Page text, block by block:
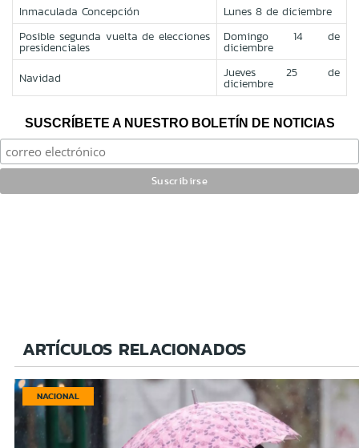
Inmaculada Concepción
Lunes 8 de diciembre
Posible segunda vuelta de elecciones
presidenciales
Domingo 14 de
diciembre
Navidad
Jueves 25 de
diciembre
SUSCRÍBETE A NUESTRO BOLETÍN DE NOTICIAS
ARTÍCULOS RELACIONADOS
NACIONAL